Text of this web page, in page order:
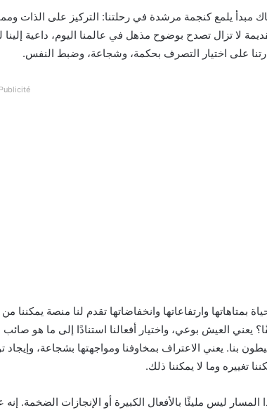
مبدأ يلمع كنجمة مرشدة في رحلتنا: التركيز على الذات
لا تزال تصدح بوضوح مذهل في عالمنا اليوم، داعية إلينا
على اختيار التصرف بحكمة، وشجاعة، وضبط النفس.
Publicité
بمتاهاتها وارتفاعاتها وانخفاضاتها تقدم لنا منصة
يعني العيش بوعي، واختيار أفعالنا استنادًا إلى ما هو
بنا. يعني الاعتراف بمخاوفنا ومواجهتها بشجاعة،
تغييره وما لا يمكننا ذلك.
المسار ليس مليئًا بالأفعال الكبيرة أو الإنجازات الضخمة.